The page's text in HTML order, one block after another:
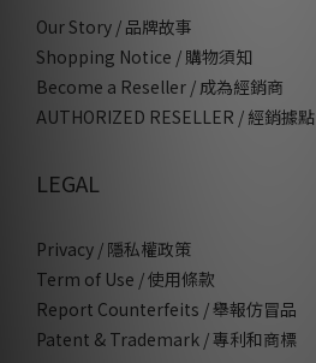
Our Story / 品牌故事
Shopping Notice / 購物須知
Become a Reseller / 成為經銷商
AUTHORIZED RESELLER / 經銷據點
LEGAL
Privacy / 隱私權政策
Term of Use / 使用條款
Report Counterfeits / 舉報仿冒品
Patent & Trademark / 專利和商標